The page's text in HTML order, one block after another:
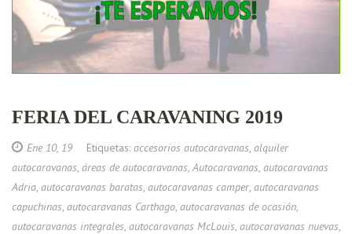
FERIA DEL CARAVANING 2019
Ene 10, 19Etiquetas: accesorios autocaravanas, alquiler
autocaravanas, áreas de autocaravanas, Autocaravanas, autocaravanas
Adria, autocaravanas baratas, autocaravanas camper, autocaravanas
capuchinas, autocaravanas Carthago, autocaravanas de ocasión,
autocaravanas integrales, autocaravanas McLouis, autocaravanas nuevas,